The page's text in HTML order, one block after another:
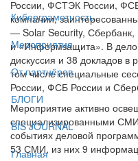
Киберграмотность
Мероприятия
От партнёров
БЛОГИ
BIS JOURNAL
Главная
России, ФСТЭК России,
компании,
— Solar Security, Сбербанк,
и «Информзащита». В
дискуссия и 38 докладов в
том числе специальные
России, ФСБ России и
Мероприятие активно
специализированными
событиях деловой
53 СМИ, из них 9